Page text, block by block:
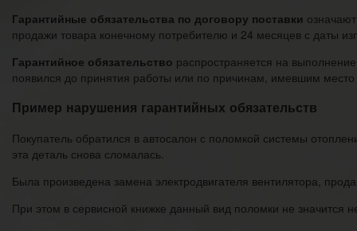
Гарантийные обязательства по договору поставки
продажи товара конечному потребителю и 24 месяцев с даты
Гарантийное обязательство распространяется на
появился до принятия работы или по причинам, имевшим
Пример нарушения гарантийных обязательств
Покупатель обратился в автосалон с поломкой системы
эта деталь снова сломалась.
Была произведена замена электродвигателя вентилятора,
При этом в сервисной книжке данный вид поломки не значится